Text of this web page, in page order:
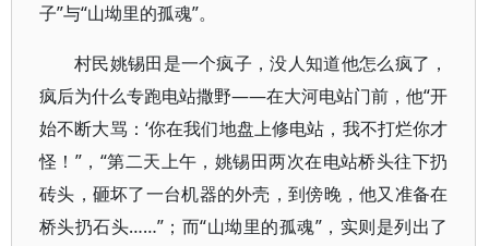
子”与“山坳里的孤魂”。
村民姚锡田是一个疯子，没人知道他怎么疯了，
疯后为什么专跑电站撒野——在大河电站门前，他“开
始不断大骂：‘你在我们地盘上修电站，我不打烂你才
怪！”，“第二天上午，姚锡田两次在电站桥头往下扔
砖头，砸坏了一台机器的外壳，到傍晚，他又准备在
桥头扔石头……”；而“山坳里的孤魂”，实则是列出了